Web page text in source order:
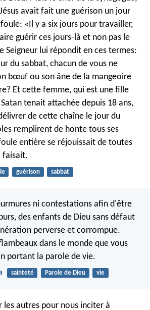
avait fait une guérison un jour
«Il y a six jours pour travailler,
guérir ces jours-là et non pas le
Seigneur lui répondit en ces termes:
du sabbat, chacun de vous ne
bœuf ou son âne de la mangeoire
Et cette femme, qui est une fille
tenait attachée depuis 18 ans,
de cette chaîne le jour du
remplirent de honte tous ses
entière se réjouissait de toutes
faisait.
guérison sabbat
ni contestations afin d'être
des enfants de Dieu sans défaut
perverse et corrompue.
dans le monde que vous
portant la parole de vie.
sainteté Parole de Dieu vie
les autres pour nous inciter à